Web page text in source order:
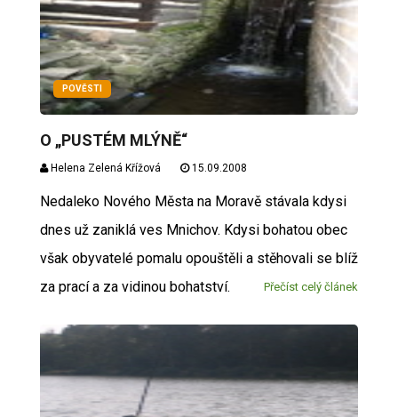
POVĚSTI
O „PUSTÉM MLÝNĚ“
Helena Zelená Křížová 15.09.2008
Nedaleko Nového Města na Moravě stávala kdysi
dnes už zaniklá ves Mnichov. Kdysi bohatou obec
však obyvatelé pomalu opouštěli a stěhovali se blíž
za prací a za vidinou bohatství.
Přečíst celý článek